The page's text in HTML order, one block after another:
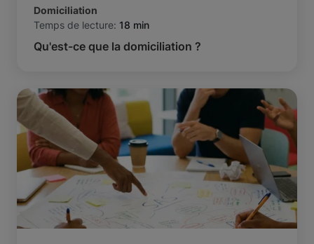
Domiciliation
Temps de lecture: 18 min
Qu'est-ce que la domiciliation ?